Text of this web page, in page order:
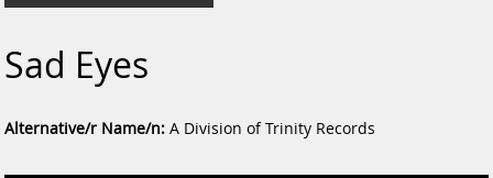
Sad Eyes
Alternative/r Name/n: A Division of Trinity Records